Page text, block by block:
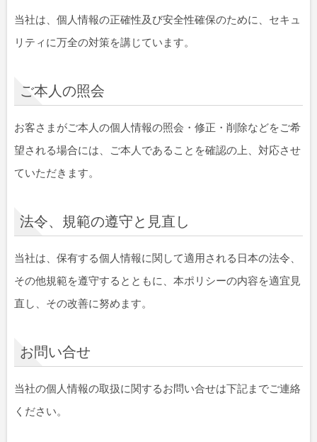
当社は、個人情報の正確性及び安全性確保のために、セキュ
リティに万全の対策を講じています。
ご本人の照会
お客さまがご本人の個人情報の照会・修正・削除などをご希
望される場合には、ご本人であることを確認の上、対応させ
ていただきます。
法令、規範の遵守と見直し
当社は、保有する個人情報に関して適用される日本の法令、
その他規範を遵守するとともに、本ポリシーの内容を適宜見
直し、その改善に努めます。
お問い合せ
当社の個人情報の取扱に関するお問い合せは下記までご連絡
ください。